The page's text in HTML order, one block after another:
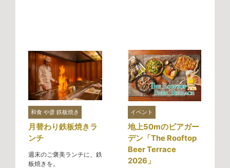
和食 や彦 鉄板焼き
月替わり鉄板焼きラ
ンチ
週末のご褒美ランチに、鉄
板焼きを。
イベント
地上50mのビアガー
デン「The Rooftop
Beer Terrace
2026」